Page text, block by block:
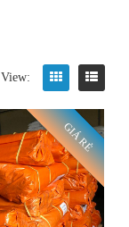
View:
GIÁ RẺ